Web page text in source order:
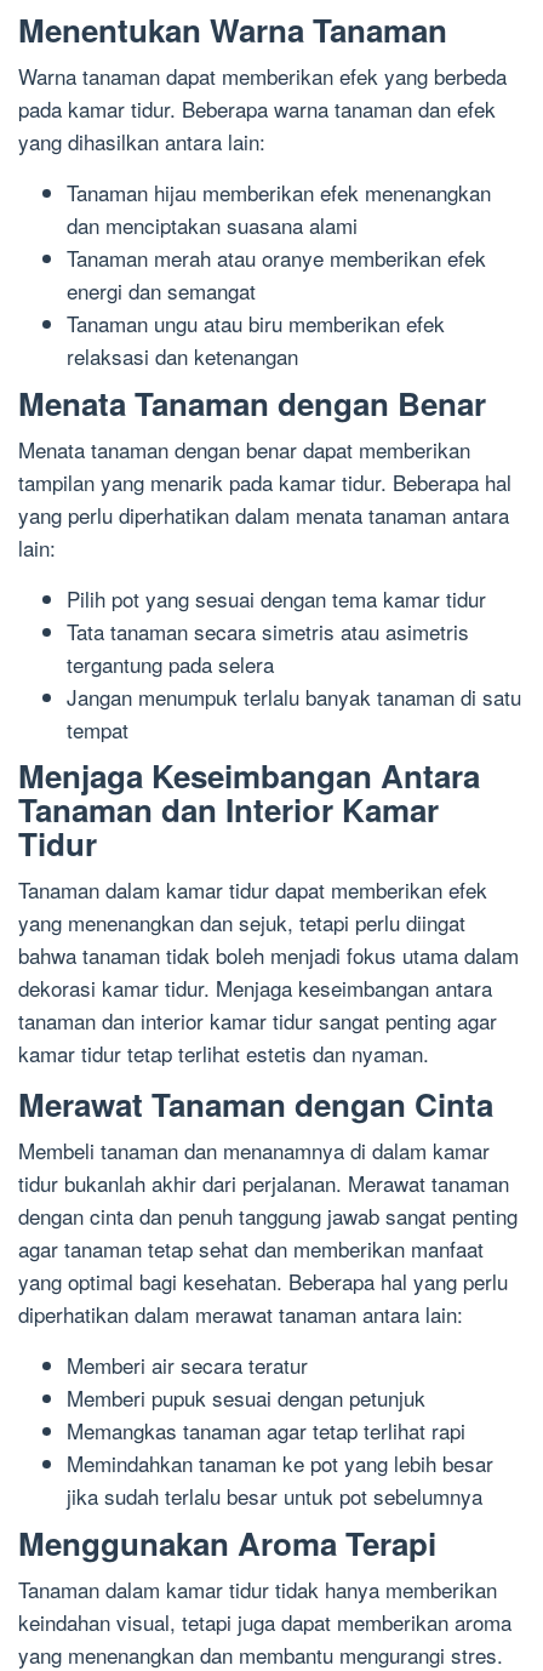
Menentukan Warna Tanaman
Warna tanaman dapat memberikan efek yang berbeda
pada kamar tidur. Beberapa warna tanaman dan efek
yang dihasilkan antara lain:
Tanaman hijau memberikan efek menenangkan
dan menciptakan suasana alami
Tanaman merah atau oranye memberikan efek
energi dan semangat
Tanaman ungu atau biru memberikan efek
relaksasi dan ketenangan
Menata Tanaman dengan Benar
Menata tanaman dengan benar dapat memberikan
tampilan yang menarik pada kamar tidur. Beberapa hal
yang perlu diperhatikan dalam menata tanaman antara
lain:
Pilih pot yang sesuai dengan tema kamar tidur
Tata tanaman secara simetris atau asimetris
tergantung pada selera
Jangan menumpuk terlalu banyak tanaman di satu
tempat
Menjaga Keseimbangan Antara
Tanaman dan Interior Kamar
Tidur
Tanaman dalam kamar tidur dapat memberikan efek
yang menenangkan dan sejuk, tetapi perlu diingat
bahwa tanaman tidak boleh menjadi fokus utama dalam
dekorasi kamar tidur. Menjaga keseimbangan antara
tanaman dan interior kamar tidur sangat penting agar
kamar tidur tetap terlihat estetis dan nyaman.
Merawat Tanaman dengan Cinta
Membeli tanaman dan menanamnya di dalam kamar
tidur bukanlah akhir dari perjalanan. Merawat tanaman
dengan cinta dan penuh tanggung jawab sangat penting
agar tanaman tetap sehat dan memberikan manfaat
yang optimal bagi kesehatan. Beberapa hal yang perlu
diperhatikan dalam merawat tanaman antara lain:
Memberi air secara teratur
Memberi pupuk sesuai dengan petunjuk
Memangkas tanaman agar tetap terlihat rapi
Memindahkan tanaman ke pot yang lebih besar
jika sudah terlalu besar untuk pot sebelumnya
Menggunakan Aroma Terapi
Tanaman dalam kamar tidur tidak hanya memberikan
keindahan visual, tetapi juga dapat memberikan aroma
yang menenangkan dan membantu mengurangi stres.